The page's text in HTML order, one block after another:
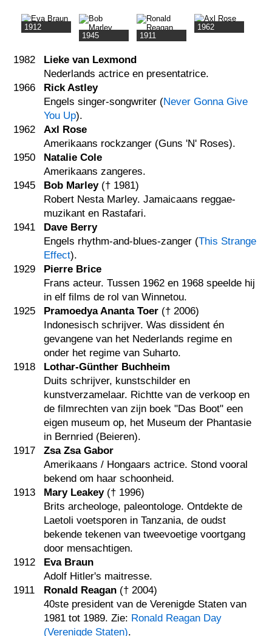
1912
1945
1911
1962
1982
Lieke van Lexmond
Nederlands actrice en presentatrice.
1966
Rick Astley
Engels singer-songwriter (Never Gonna Give
You Up).
1962
Axl Rose
Amerikaans rockzanger (Guns 'N' Roses).
1950
Natalie Cole
Amerikaans zangeres.
1945
Bob Marley(† 1981)
Robert Nesta Marley. Jamaicaans reggae-
muzikant en Rastafari.
1941
Dave Berry
Engels rhythm-and-blues-zanger (This Strange
Effect).
1929
Pierre Brice
Frans acteur. Tussen 1962 en 1968 speelde hij
in elf films de rol van Winnetou.
1925
Pramoedya Ananta Toer (†2006)
Indonesisch schrijver. Was dissident én
gevangene van het Nederlands regime en
onder het regime van Suharto.
1918
Lothar-Günther Buchheim
Duits schrijver, kunstschilder en
kunstverzamelaar. Richtte van de verkoop en
de filmrechten van zijn boek "Das Boot" een
eigen museum op, het Museum der Phantasie
in Bernried (Beieren).
1917
Zsa Zsa Gabor
Amerikaans / Hongaars actrice. Stond vooral
bekend om haar schoonheid.
1913
Mary Leakey(† 1996)
Brits archeologe, paleontologe. Ontdekte de
Laetoli voetsporen in Tanzania, de oudst
bekende tekenen van tweevoetige voortgang
door mensachtigen.
1912
Eva Braun
Adolf Hitler's maitresse.
1911
Ronald Reagan (†2004)
40ste president van de Verenigde Staten van
1981 tot 1989. Zie: Ronald Reagan Day
(Verenigde Staten).